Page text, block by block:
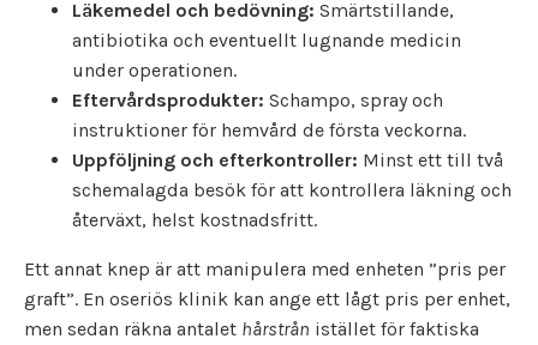
Läkemedel och bedövning: Smärtstillande,
antibiotika och eventuellt lugnande medicin
under operationen.
Eftervårdsprodukter: Schampo, spray och
instruktioner för hemvård de första veckorna.
Uppföljning och efterkontroller: Minst ett till två
schemalagda besök för att kontrollera läkning och
återväxt, helst kostnadsfritt.
Ett annat knep är att manipulera med enheten ”pris per
graft”. En oseriös klinik kan ange ett lågt pris per enhet,
men sedan räkna antalet hårstrån istället för faktiska